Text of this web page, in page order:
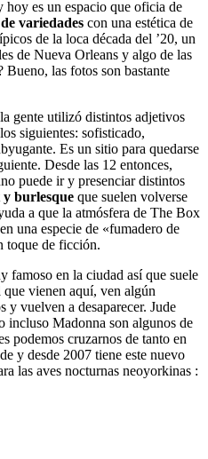
hoy es un espacio que oficia de
variedades con una estética de
de la loca década del ’20, un
de Nueva Orleans y algo de las
las fotos son bastante
gente utilizó distintos adjetivos
siguientes: sofisticado,
Es un sitio para quedarse
Desde las 12 entonces,
puede ir y presenciar distintos
y burlesque que suelen volverse
a que la atmósfera de The Box
una especie de «fumadero de
toque de ficción.
famoso en la ciudad así que suele
que vienen aquí, ven algún
y vuelven a desaparecer. Jude
incluso Madonna son algunos de
podemos cruzarnos de tanto en
y desde 2007 tiene este nuevo
las aves nocturnas neoyorkinas :